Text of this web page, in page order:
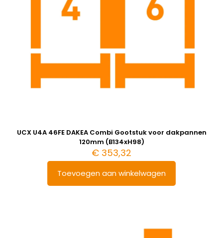
UCX U4A 46FE DAKEA Combi Gootstuk voor dakpannen
120mm (B134xH98)
€ 353,32
Toevoegen aan winkelwagen